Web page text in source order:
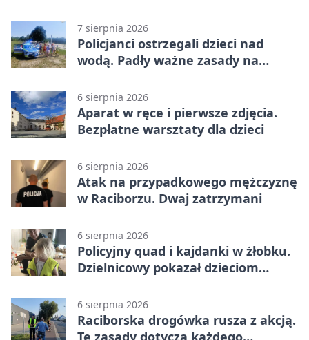
7 sierpnia 2026
Policjanci ostrzegali dzieci nad
wodą. Padły ważne zasady na
6 sierpnia 2026
Aparat w ręce i pierwsze zdjęcia.
Bezpłatne warsztaty dla dzieci
6 sierpnia 2026
Atak na przypadkowego mężczyznę
w Raciborzu. Dwaj zatrzymani
6 sierpnia 2026
Policyjny quad i kajdanki w żłobku.
Dzielnicowy pokazał dzieciom
6 sierpnia 2026
Raciborska drogówka rusza z akcją.
Te zasady dotyczą każdego